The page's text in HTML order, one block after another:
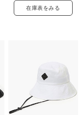
在庫表をみる